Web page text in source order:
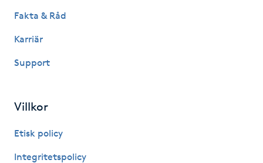
Kroppspeeling
Laserbehandling
Lashlift Keratin
Fakta & Råd
Karriär
Support
Villkor
Etisk policy
Integritetspolicy